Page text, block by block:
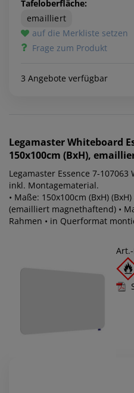
Tafeloberfläche:
emailliert
auf die Merkliste setzen
Frage zum Produkt
3 Angebote verfügbar
LegamasterWhiteboard
150x100cm (BxH),
Legamaster Essence 7-
inkl. Montagematerial.
• Maße: 150x100cm (BxH)
(emailliert magnethaftend) •
Rahmen • in Querformat